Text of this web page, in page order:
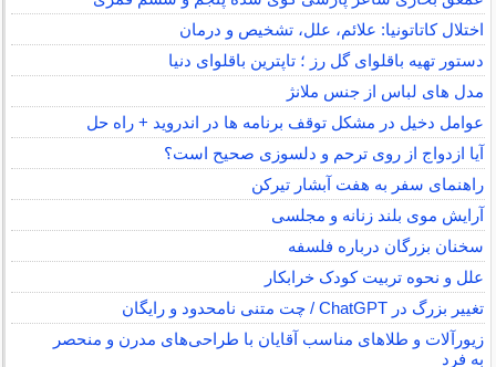
اختلال کاتاتونیا: علائم، علل، تشخیص و درمان
دستور تهیه باقلوای گل رز ؛ تاپترین باقلوای دنیا
مدل های لباس از جنس ملانژ
عوامل دخیل در مشکل توقف برنامه ها در اندروید + راه حل
آیا ازدواج از روی ترحم و دلسوزی صحیح است؟
راهنمای سفر به هفت آبشار تیرکن
آرایش موی بلند زنانه و مجلسی
سخنان بزرگان درباره فلسفه
علل و نحوه تربیت کودک خرابکار
تغییر بزرگ در ChatGPT / چت متنی نامحدود و رایگان
زیورآلات و طلاهای مناسب آقایان با طراحی‌های مدرن و منحصر
به فرد